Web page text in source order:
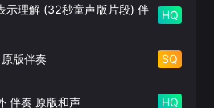
示理解 (32秒童声版片段) 伴
HQ
版伴奏 SQ
伴奏 原版和声 HQ